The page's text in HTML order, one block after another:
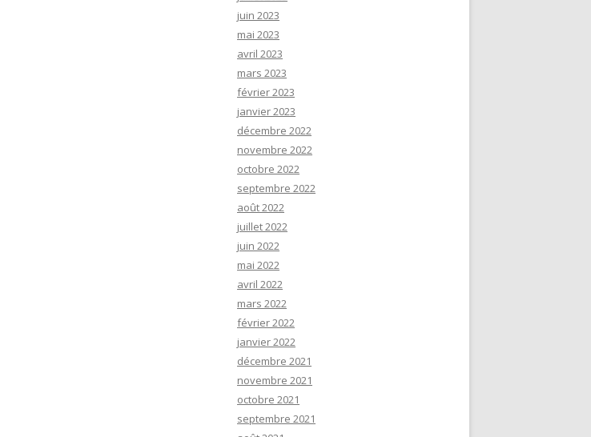
juin 2023
mai 2023
avril 2023
mars 2023
février 2023
janvier 2023
décembre 2022
novembre 2022
octobre 2022
septembre 2022
août 2022
juillet 2022
juin 2022
mai 2022
avril 2022
mars 2022
février 2022
janvier 2022
décembre 2021
novembre 2021
octobre 2021
septembre 2021